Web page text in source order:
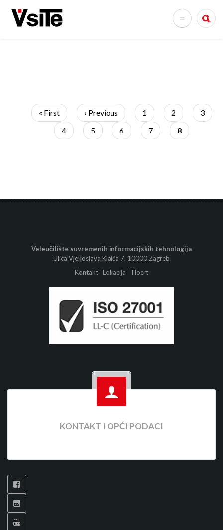
Search
Pagination
First
page
« First
Previous
page
‹ Previous Page
1 Page
2 Page
3
Page
4 Page
5 Page
6 Page
7
Current
page
8
Veleučilište suvremenih informacijskih tehnologija
Ulica Vjekoslava Klaića 7, 10000 Zagreb
Kontakt Lokacija Tlocrt
KONTAKT I OPĆI PODACI